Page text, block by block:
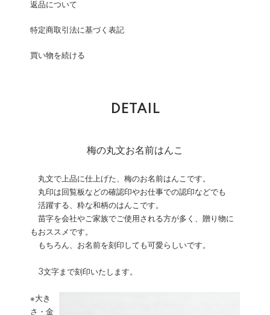
返品について
特定商取引法に基づく表記
買い物を続ける
DETAIL
梅の丸文お名前はんこ
丸文で上品に仕上げた、梅のお名前はんこです。
丸印は回覧板などの確認印やお仕事での認印などでも
活躍する、粋な和柄のはんこです。
苗字を会社やご家族でご使用される方が多く、贈り物に
もおススメです。
もちろん、お名前を刻印しても可愛らしいです。
3文字まで刻印いたします。
※大き
さ・金